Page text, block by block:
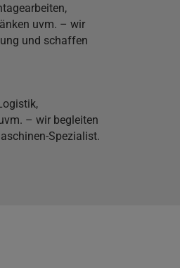
uvm. – wir
und schaffen
– wir begleiten
Spezialist.